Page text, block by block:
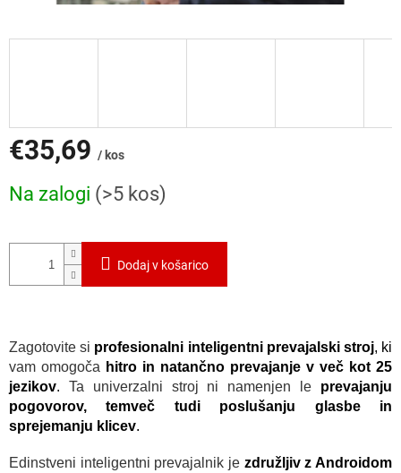
€35,69 / kos
mere:
Na zalogi (>5 kos)
Dodaj v košarico
Zagotovite si profesionalni inteligentni prevajalski stroj, ki
vam omogoča hitro in natančno prevajanje v več kot 25
jezikov. Ta univerzalni stroj ni namenjen le prevajanju
pogovorov, temveč tudi poslušanju glasbe in
sprejemanju klicev.
Edinstveni inteligentni prevajalnik je združljiv z Androidom